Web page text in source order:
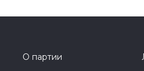
О партии